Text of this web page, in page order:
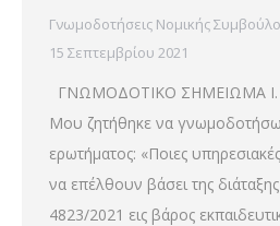
Γνωμοδοτήσεις Νομικής
15 Σεπτεμβρίου 2021
ΓΝΩΜΟΔΟΤΙΚΟ ΣΗΜΕΙΩΜΑ Ι.
Μου ζητήθηκε να
ερωτήματος: «Ποιες
να επέλθουν βάσει της
4823/2021 εις βάρος